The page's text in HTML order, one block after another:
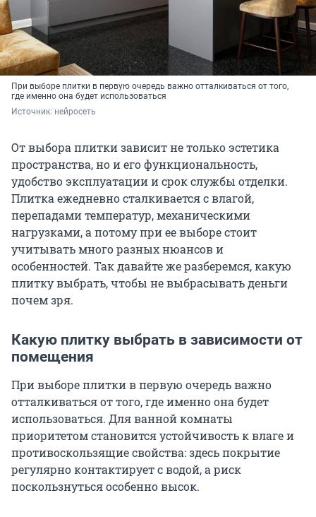
При выборе плитки в первую очередь важно отталкиваться от того,
где именно она будет использоваться
Источник: нейросеть
От выбора плитки зависит не только эстетика
пространства, но и его функциональность,
удобство эксплуатации и срок службы отделки.
Плитка ежедневно сталкивается с влагой,
перепадами температур, механическими
нагрузками, а потому при ее выборе стоит
учитывать много разных нюансов и
особенностей. Так давайте же разберемся, какую
плитку выбрать, чтобы не выбрасывать деньги
почем зря.
Какую плитку выбрать в зависимости от
помещения
При выборе плитки в первую очередь важно
отталкиваться от того, где именно она будет
использоваться. Для ванной комнаты
приоритетом становится устойчивость к влаге и
противоскользящие свойства: здесь покрытие
регулярно контактирует с водой, а риск
поскользнуться особенно высок.